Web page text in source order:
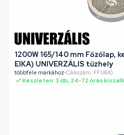
1200W 165/140 mm Főzőlap,
EIKA) UNIVERZÁLIS tűzhely
többféle márkához•Cikkszám: FFU610
Készleten: 3 db, 24-72 órás